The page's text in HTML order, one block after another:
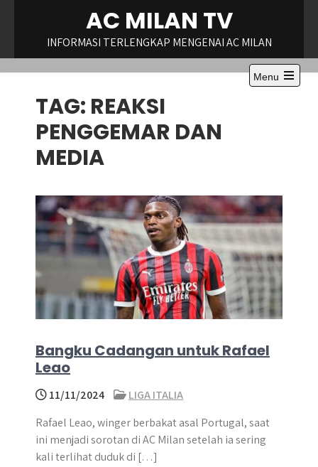
AC MILAN TV
INFORMASI TERLENGKAP MENGENAI AC MILAN
Menu
Open
TAG: REAKSI
PENGGEMAR DAN
MEDIA
Bangku Cadangan untuk Rafael
Leao
11/11/2024
LIGA ITALIA
Rafael Leao, winger berbakat asal Portugal, saat
ini menjadi sorotan di AC Milan setelah ia sering
kali terlihat duduk di […]